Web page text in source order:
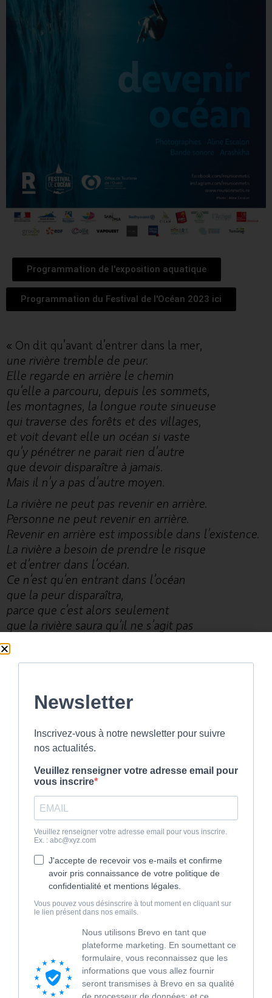
Programmation de l'exposition aquatique
Programmation du Festival de l'Océan 2023 ici
« On dit qu’avant d’entrer dans la mer,
une rivière tremble de peur.
Elle regarde en arrière le chemin
qu’elle a parcouru, depuis les sommets,
les montagnes, la longue route sinueuse
qui traverse des forêts et des villages,
et voit devant elle un océan si vaste
qu’y pénétrer ne parait rien d’autre
que devoir disparaître à jamais.
Mais il n’y a pas d’autre moyen.
La rivière ne peut pas revenir en arrière.
Personne ne peut revenir en arrière.
Revenir en arrière est impossible dans l’existence.
La rivière a besoin de prendre le risque
et d’entrer dans l’océan.
Ce n’est qu’en entrant dans l’océan
que la peur disparaîtra,
parce que c’est alors seulement
que la rivière saura qu’il ne s’agit pas
de disparaître dans l’océan,
mais de devenir océan. »